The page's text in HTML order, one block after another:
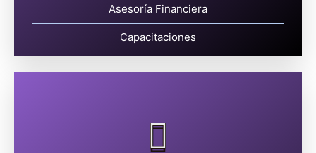
Asesoría Financiera
Capacitaciones